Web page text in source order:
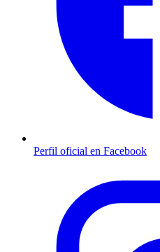
Perfil oficial en Facebook